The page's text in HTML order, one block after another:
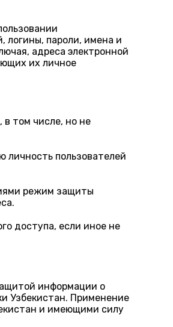
логины, пароли, имена и
адреса электронной
их личное
том числе, но не
пользователей
режим защиты
доступа, если иное не
информации о
Узбекистан. Применение
и имеющими силу